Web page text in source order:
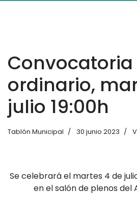
Convocatoria
ordinario,
julio 19:00h
Tablón Municipal 30 junio 2023
Se celebrará el martes 4 de
en el salón de plenos del